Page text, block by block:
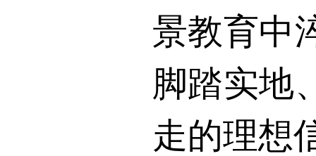
景教育中
脚踏实地
走的理想